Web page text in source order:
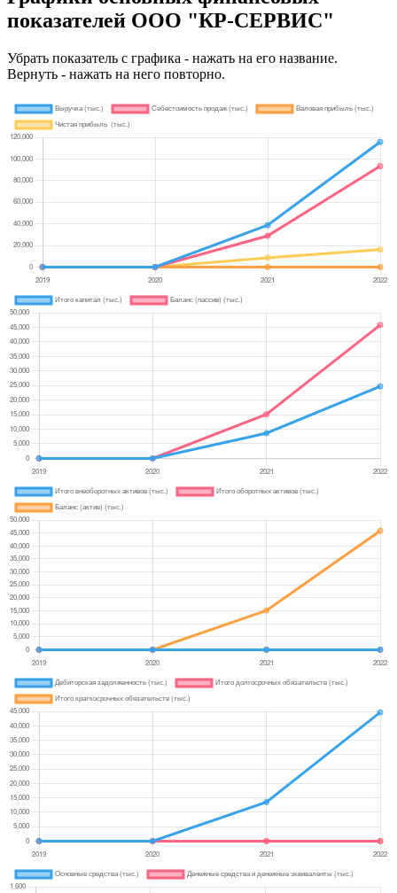
показателей ООО "КР-СЕРВИС"
Убрать показатель с графика - нажать на его название.
Вернуть - нажать на него повторно.